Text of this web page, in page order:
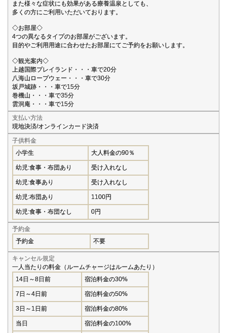
また様々な症状にも効果がある療養温泉としても、
多くの方にご利用いただいております。
◇お部屋◇
4つの異なるタイプのお部屋がございます。
目的やご利用用途に合わせたお部屋にてご予約をお願いします。
◇観光案内◇
上越国際プレイランド・・・車で20分
八海山ロープウェー・・・車で30分
坂戸城跡・・・車で15分
巻機山・・・車で35分
雲洞庵・・・車で15分
支払い方法
現地決済/オンラインカード決済
子供料金
小学生
大人料金の90％
幼児:食事・布団あり 受け入れなし
幼児:食事あり 受け入れなし
幼児:布団あり 1100円
幼児:食事・布団なし 0円
予約金
予約金
不要
キャンセル規定
一人当たりの料金（ルームチャージはルームあたり）
14日～8日前
宿泊料金の30%
7日～4日前 宿泊料金の50%
3日～1日前 宿泊料金の80%
当日 宿泊料金の100%